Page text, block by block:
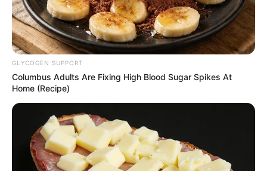
prática, deixe um comentário.
E não se esqueça de entrar para ogrupo da
Revista Artesanato no Telegram
para receber
GLYCOGEN SUPPORT
Columbus Adults Are Fixing High Blood Sugar Spikes At
Home (Recipe)